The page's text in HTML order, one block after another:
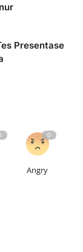
Presentase
0
Angry